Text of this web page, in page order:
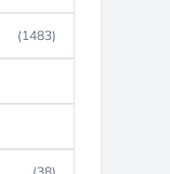
(1483)